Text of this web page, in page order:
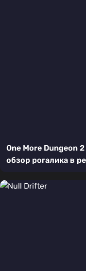
One More Dungeon
обзор рогалика в